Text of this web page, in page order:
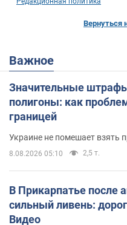
Вернуться
Важное
Значительные
полигоны: как
границей
Украине не помешает взять
8.08.2026 05:10 2,5 т.
В Прикарпатье
сильный ливень:
Видео